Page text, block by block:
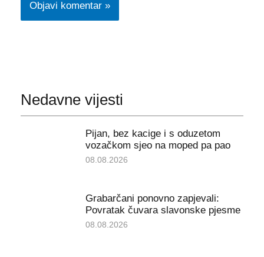
Nedavne vijesti
Pijan, bez kacige i s oduzetom
vozačkom sjeo na moped pa pao
08.08.2026
Grabarčani ponovno zapjevali:
Povratak čuvara slavonske pjesme
08.08.2026